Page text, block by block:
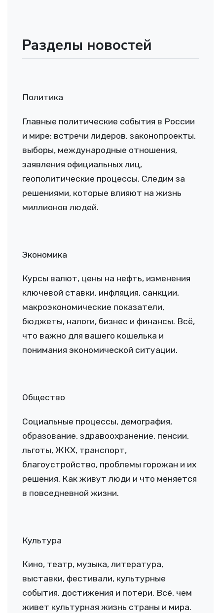
Разделы новостей
Политика
Главные политические события в России
и мире: встречи лидеров, законопроекты,
выборы, международные отношения,
заявления официальных лиц,
геополитические процессы. Следим за
решениями, которые влияют на жизнь
миллионов людей.
Экономика
Курсы валют, цены на нефть, изменения
ключевой ставки, инфляция, санкции,
макроэкономические показатели,
бюджеты, налоги, бизнес и финансы. Всё,
что важно для вашего кошелька и
понимания экономической ситуации.
Общество
Социальные процессы, демография,
образование, здравоохранение, пенсии,
льготы, ЖКХ, транспорт,
благоустройство, проблемы горожан и их
решения. Как живут люди и что меняется
в повседневной жизни.
Культура
Кино, театр, музыка, литература,
выставки, фестивали, культурные
события, достижения и потери. Всё, чем
живет культурная жизнь страны и мира.